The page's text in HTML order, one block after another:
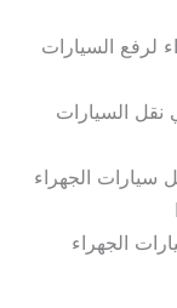
لرفع السيارات
السيارات
سيارات الجهراء
الجهراء